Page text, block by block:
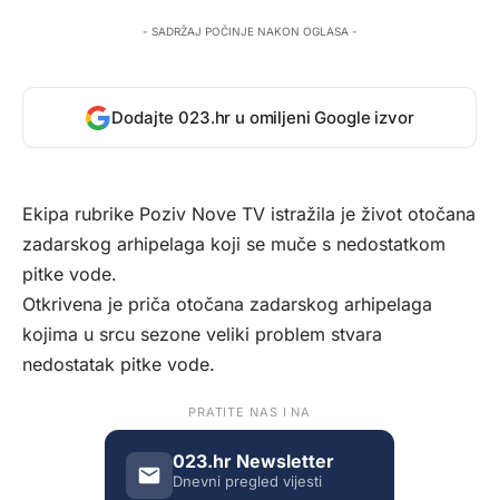
- SADRŽAJ POČINJE NAKON OGLASA -
Dodajte 023.hr u omiljeni Google izvor
Ekipa rubrike Poziv Nove TV istražila je život otočana
zadarskog arhipelaga koji se muče s nedostatkom
pitke vode.
Otkrivena je priča otočana zadarskog arhipelaga
kojima u srcu sezone veliki problem stvara
nedostatak pitke vode.
PRATITE NAS I NA
023.hr Newsletter
Dnevni pregled vijesti